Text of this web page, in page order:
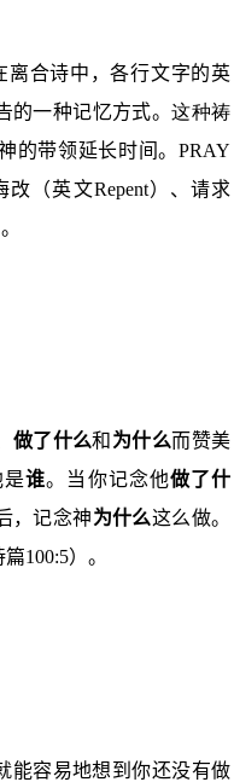
离合诗中，各行文字的英
的一种记忆方式。这种祷
的带领延长时间。PRAY
改（英文Repent）、请求
做了什么和 为什么而赞美
是谁。当你记念他做了什
，记念神为什么这么做。
篇100:5）。
能容易地想到你还没有做